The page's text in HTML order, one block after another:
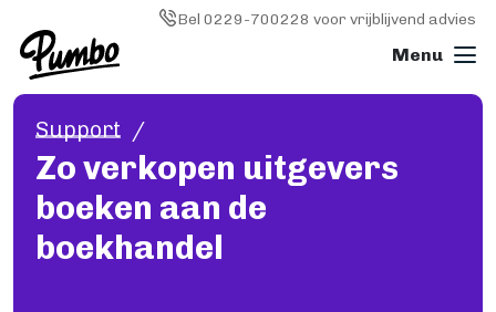
Skip to main contentBel 0229-700228 voor vrijblijvend advies
Image
Boek drukken
ALGEMEEN
Boek drukken
Softcover (paperback)
Hardcover
Support
Zo verkopen uitgevers
boeken aan de
boekhandel